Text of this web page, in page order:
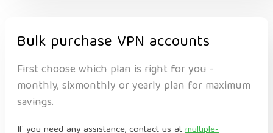
Bulk purchase VPN accounts
First choose which plan is right for you -
monthly, sixmonthly or yearly plan for maximum
savings.